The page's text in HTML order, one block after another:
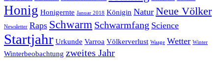
Honig Honigernte Januar 2018 Königin Natur Neue Völker
Newsletter Raps Schwarm Schwarmfang Science
Startjahr Urkunde Varroa Völkerverlust Waage Wetter Winter
Winterbeobachtung zweites Jahr